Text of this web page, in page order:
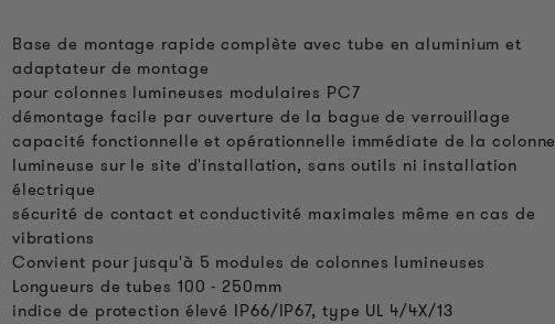
Base de montage rapide complète avec tube en aluminium et
adaptateur de montage
pour colonnes lumineuses modulaires PC7
démontage facile par ouverture de la bague de verrouillage
capacité fonctionnelle et opérationnelle immédiate de la colonne
lumineuse sur le site d'installation, sans outils ni installation
électrique
sécurité de contact et conductivité maximales même en cas de
vibrations
Convient pour jusqu'à 5 modules de colonnes lumineuses
Longueurs de tubes 100 - 250mm
indice de protection élevé IP66/IP67, type UL 4/4X/13